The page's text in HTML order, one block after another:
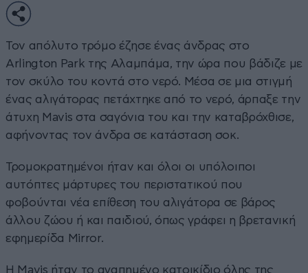
Τον απόλυτο τρόμο έζησε ένας άνδρας στο
Arlington Park της Αλαμπάμα, την ώρα που βάδιζε με
τον σκύλο του κοντά στο νερό. Μέσα σε μια στιγμή
ένας αλιγάτορας πετάχτηκε από το νερό, άρπαξε την
άτυχη Mavis στα σαγόνια του και την καταβρόχθισε,
αφήνοντας τον άνδρα σε κατάσταση σοκ.
Τρομοκρατημένοι ήταν και όλοι οι υπόλοιποι
αυτόπτες μάρτυρες του περιστατικού που
φοβούνται νέα επίθεση του αλιγάτορα σε βάρος
άλλου ζώου ή και παιδιού, όπως γράφει η βρετανική
εφημερίδα Mirror.
Η Mavis ήταν το αγαπημένο κατοικίδιο όλης της